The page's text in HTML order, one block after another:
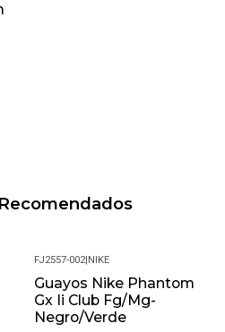
-20%
FJ2557-002|NIKE
Guayos Nike Phantom
Gx Ii Club Fg/Mg-
Negro/Verde